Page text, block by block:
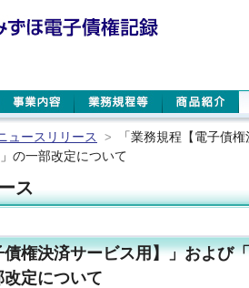
ュースリリース >
「業務規程【電子債
の一部改定について
ス
権決済サービス用】」および
改定について